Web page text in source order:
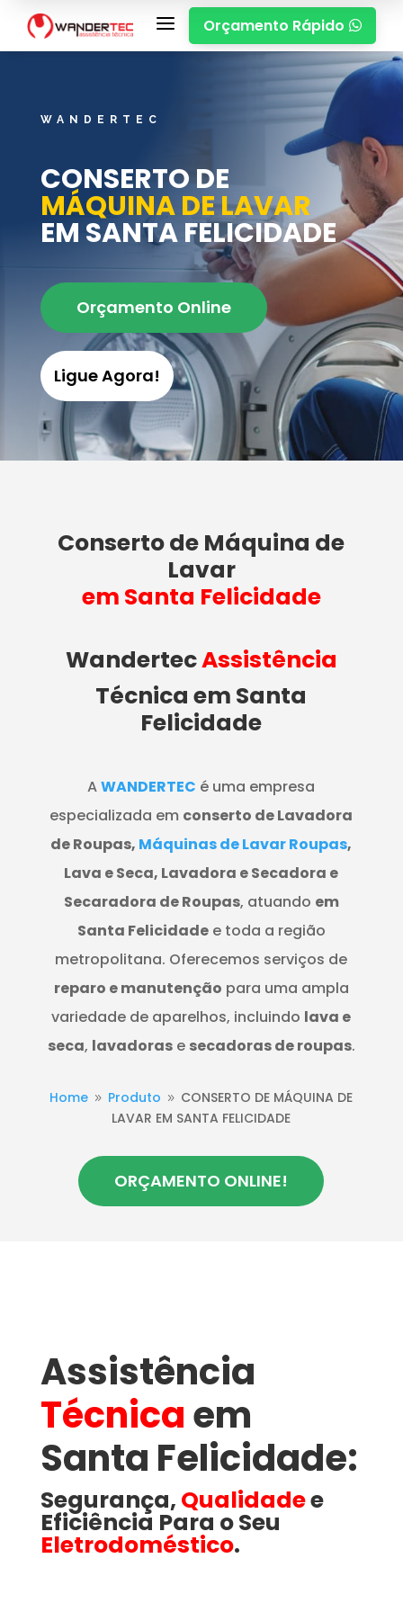
a Orçamento Rápido 
WANDERTEC
CONSERTO DE
MÁQUINA DE LAVAR
EM SANTA FELICIDADE
Orçamento Online
Ligue Agora!
Conserto de Máquina de
Lavar
em Santa Felicidade
WandertecAssistência
Técnica em Santa
Felicidade
AWANDERTEC é uma empresa
especializada em conserto de Lavadora
de Roupas, Máquinas de Lavar Roupas,
Lava e Seca, Lavadora e Secadora e
Secaradora de Roupas, atuando em
Santa Felicidadee toda a região
metropolitana. Oferecemos serviços de
reparo e manutenção para uma ampla
variedade de aparelhos, incluindo lava e
seca, lavadorase secadoras de roupas.
Home 9 Produto 9 CONSERTO DE MÁQUINA DE
LAVAR EM SANTA FELICIDADE
ORÇAMENTO ONLINE!
Assistência
Técnicaem
Santa Felicidade​:
Segurança, Qualidadee
Eficiência Para o Seu
Eletrodoméstico.